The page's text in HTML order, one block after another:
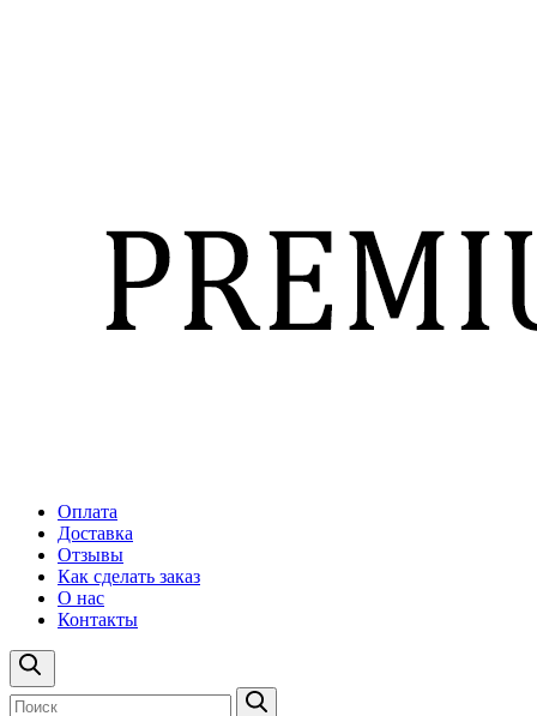
Оплата
Доставка
Отзывы
Как сделать заказ
О нас
Контакты